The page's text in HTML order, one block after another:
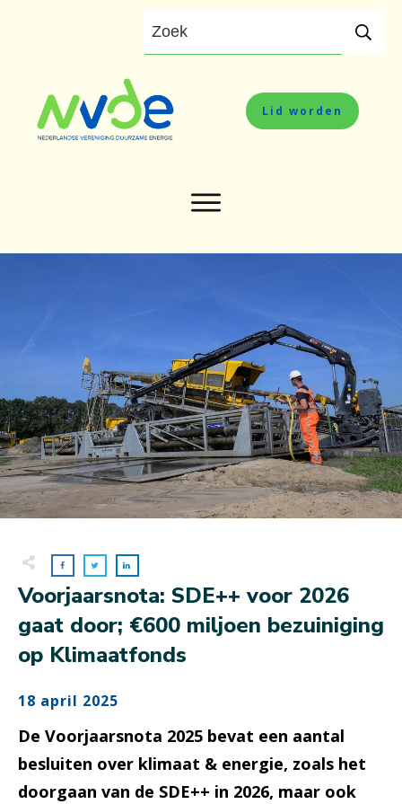
Lid worden
Voorjaarsnota: SDE++ voor 2026
gaat door; €600 miljoen bezuiniging
op Klimaatfonds
18 april 2025
De Voorjaarsnota 2025 bevat een aantal
besluiten over klimaat & energie, zoals het
doorgaan van de SDE++ in 2026, maar ook